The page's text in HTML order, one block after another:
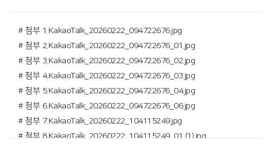
# 첨부 1.KakaoTalk_20260222_094722676.jpg
# 첨부 2.KakaoTalk_20260222_094722676_01.jpg
# 첨부 3.KakaoTalk_20260222_094722676_02.jpg
# 첨부 4.KakaoTalk_20260222_094722676_03.jpg
# 첨부 5.KakaoTalk_20260222_094722676_04.jpg
# 첨부 6.KakaoTalk_20260222_094722676_06.jpg
# 첨부 7.KakaoTalk_20260222_104115249.jpg
# 첨부 8.KakaoTalk_20260222_104115249_01 (1).jpg